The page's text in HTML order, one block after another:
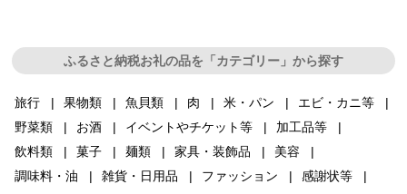
ふるさと納税お礼の品を「カテゴリー」から探す
旅行 果物類 魚貝類 肉 米・パン
エビ・カニ等
野菜類
お酒 イベントやチケット等
加工品等
飲料類
菓子 麺類 家具・装飾品
美容
調味料・油
雑貨・日用品 ファッション
感謝状等